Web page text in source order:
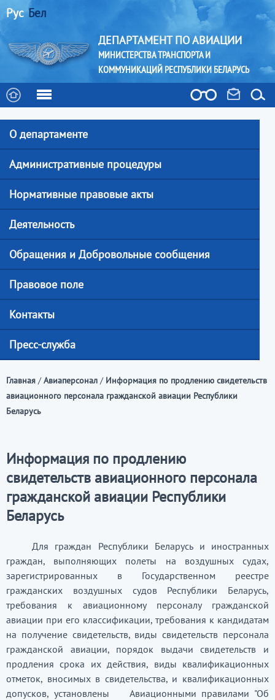
Рус Бел
ДЕПАРТАМЕНТ ПО АВИАЦИИ
МИНИСТЕРСТВА ТРАНСПОРТА И
КОММУНИКАЦИЙ РЕСПУБЛИКИ БЕЛАРУСЬ
О департаменте
Административные процедуры
Нормативные правовые акты
Деятельность
Обращения и Добровольные сообщения
Правовое поле
Контакты
Пресс-служба
Главная / Авиаперсонал / Информация по продлению свидетельств
авиационного персонала гражданской авиации Республики
Беларусь
Информация по продлению
свидетельств авиационного персонала
гражданской авиации Республики
Беларусь
Для граждан Республики Беларусь и иностранных
граждан, выполняющих полеты на воздушных судах,
зарегистрированных в Государственном реестре
гражданских воздушных судов Республики Беларусь,
требования к авиационному персоналу гражданской
авиации при его классификации, требования к кандидатам
на получение свидетельств, виды свидетельств персонала
гражданской авиации, порядок выдачи свидетельств и
продления срока их действия, виды квалификационных
отметок, вносимых в свидетельства, и квалификационных
допусков, установлены Авиационными правилами "Об